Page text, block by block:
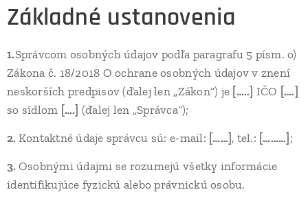
Základné ustanovenia
1.Správcom osobných údajov podľa paragrafu 5 písm. o)
Zákona č. 18/2018 O ochrane osobných údajov v znení
neskorších predpisov (ďalej len „Zákon“) je […..] IČO [….]
so sídlom [….] (ďalej len „Správca“);
2. Kontaktné údaje správcu sú: e-mail: [……] , tel.: [………] ;
3. Osobnými údajmi se rozumejú všetky informácie
identifikujúce fyzickú alebo právnickú osobu.